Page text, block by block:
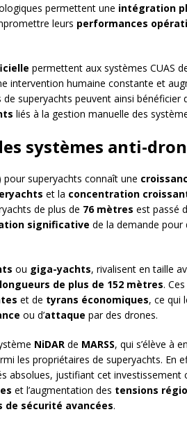
permettent une intégration
leurs performances
permettent aux systèmes CUAS
intervention humaine constante et
superyachts peuvent ainsi bénéficier
liés à la gestion manuelle des
systèmes anti-
pour superyachts connaît une
et la concentration
de plus de 76 mètres est passé
significative de la demande pour
ou giga-yachts, rivalisent en taille
longueurs de plus de 152 mètres.
et de tyrans économiques, ce qui
ou d’attaque par des drones.
NiDAR de MARSS, qui s’élève à
les propriétaires de superyachts. En
absolues, justifiant cet investissement
et l’augmentation des tensions
de sécurité avancées.